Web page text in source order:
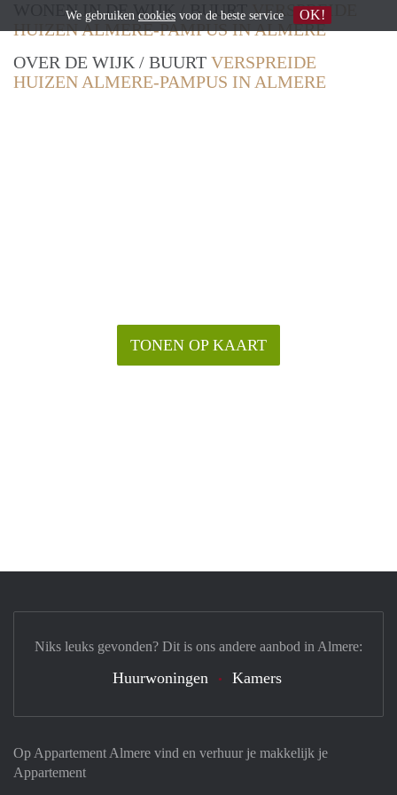
WONEN IN DE WIJK / BUURTVERSPREIDE
HUIZEN ALMERE-PAMPUS IN ALMERE
OVER DE WIJK / BUURT VERSPREIDE
HUIZEN ALMERE-PAMPUS IN ALMERE
TONEN OP KAART
Op Appartement Almere vind en verhuur je makkelijk je
Appartement
Niks leuks gevonden? Dit is ons andere aanbod in Almere:
Huurwoningen Kamers
We gebruiken cookies voor de beste service OK!